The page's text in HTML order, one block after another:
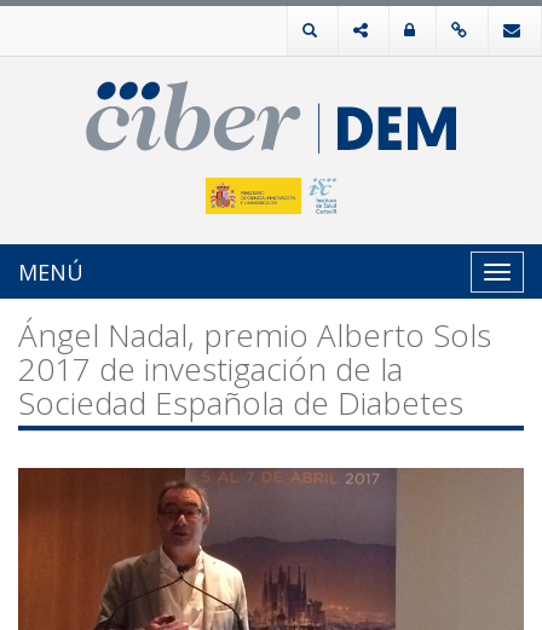
MENÚ
Ángel Nadal, premio Alberto Sols
2017 de investigación de la
Sociedad Española de Diabetes